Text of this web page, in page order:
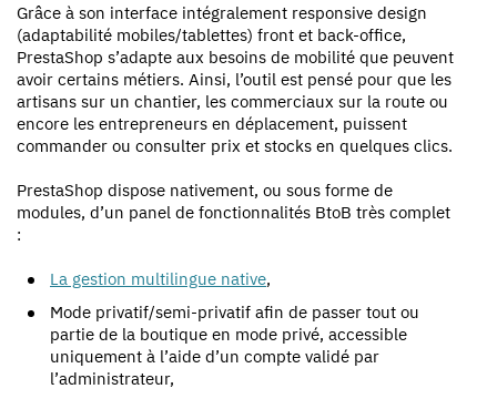
Grâce à son interface intégralement responsive design
(adaptabilité mobiles/tablettes) front et back-office,
PrestaShop s’adapte aux besoins de mobilité que peuvent
avoir certains métiers. Ainsi, l’outil est pensé pour que les
artisans sur un chantier, les commerciaux sur la route ou
encore les entrepreneurs en déplacement, puissent
commander ou consulter prix et stocks en quelques clics.
PrestaShop dispose nativement, ou sous forme de
modules, d’un panel de fonctionnalités BtoB très complet
:
La gestion multilingue native,
Mode privatif/semi-privatif afin de passer tout ou
partie de la boutique en mode privé, accessible
uniquement à l’aide d’un compte validé par
l’administrateur,